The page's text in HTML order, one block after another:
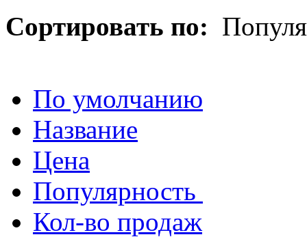
Сортировать по:
По умолчанию
Название
Цена
Популярность
Кол-во продаж